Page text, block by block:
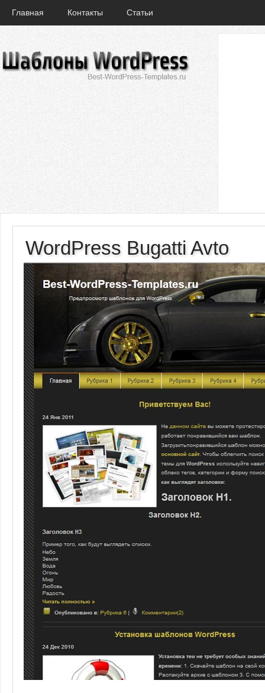
Главная Контакты Статьи
WordPress Bugatti Avto